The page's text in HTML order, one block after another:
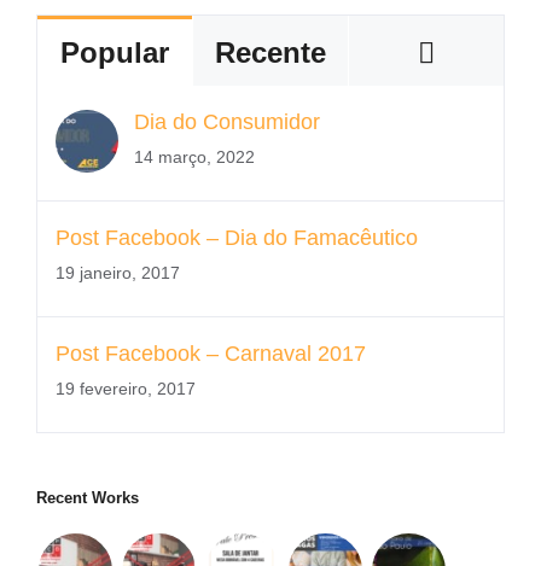
Popular Recente
Dia do Consumidor
14 março, 2022
Post Facebook – Dia do Famacêutico
19 janeiro, 2017
Post Facebook – Carnaval 2017
19 fevereiro, 2017
Recent Works